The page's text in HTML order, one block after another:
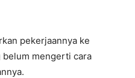
pekerjaannya ke
belum mengerti cara